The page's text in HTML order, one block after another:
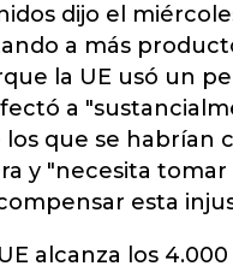
dijo el
a más
la UE usó un
a
que se habrían
y "necesita tomar
esta
alcanza los